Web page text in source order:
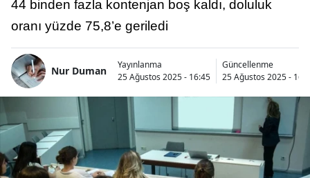
44 binden fazla kontenjan boş kaldı, doluluk
oranı yüzde 75,8’e geriledi
Nur Duman
Yayınlanma
25 Ağustos 2025 - 16:45
Güncellenme
25 Ağustos 2025 -